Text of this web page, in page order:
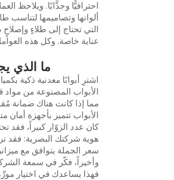
احترافيًّا وجذَّابًا. ويلاحظ
ألوانها وتصاميمها
التي تحتاج إلى طلاءٍ
عناية خاصة. وكل هذه
ما الذي
اشترِ أبوابًا معدنية ذكية
الأبواب المصنوعة من مواد
مما إذا كانت هناك ضمانة
الأبواب تتميز بأجهزة
كان عدد الزوّار كبيراً، فقد
هوية شركتك البصرية: فقد
سعر الجملة يتوافق مع
وأخيراً، فكّر في سمعة
فهذا يساعدك في اختيار